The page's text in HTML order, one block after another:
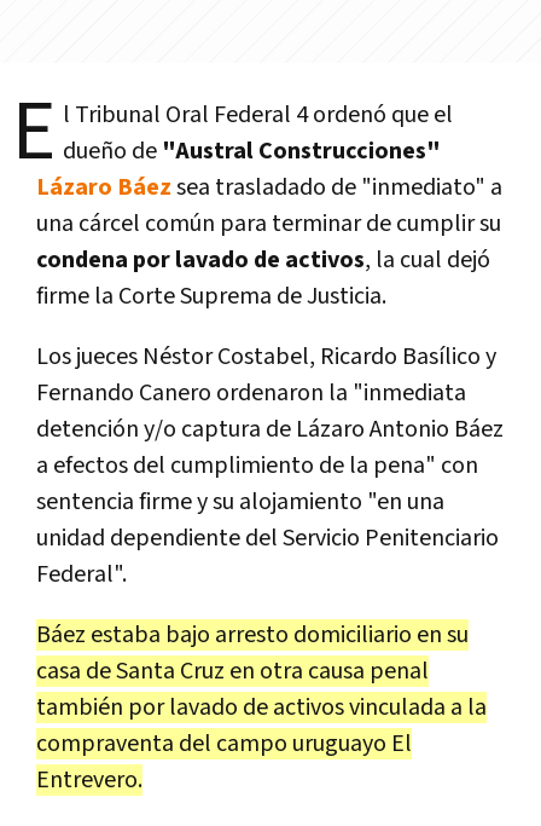
E l Tribunal Oral Federal 4 ordenó que el
dueño de "Austral Construcciones"
Lázaro Báezsea trasladado de "inmediato" a
una cárcel común para terminar de cumplir su
condena por lavado de activos, la cual dejó
firme la Corte Suprema de Justicia.
Los jueces Néstor Costabel, Ricardo Basílico y
Fernando Canero ordenaron la "inmediata
detención y/o captura de Lázaro Antonio Báez
a efectos del cumplimiento de la pena" con
sentencia firme y su alojamiento "en una
unidad dependiente del Servicio Penitenciario
Federal".
Báez estaba bajo arresto domiciliario en su
casa de Santa Cruz en otra causa penal
también por lavado de activos vinculada a la
compraventa del campo uruguayo El
Entrevero.